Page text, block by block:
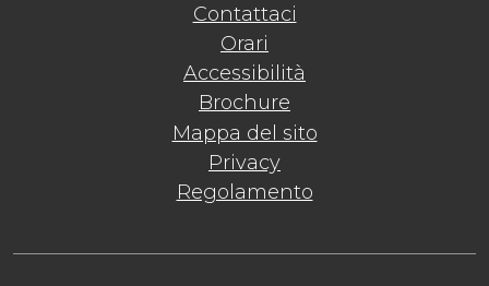
Contattaci
Orari
Accessibilità
Brochure
Mappa del sito
Privacy
Regolamento